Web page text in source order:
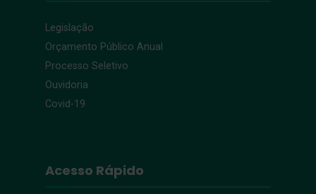
Legislação
Orçamento Público Anual
Processo Seletivo
Ouvidoria
Covid-19
Acesso Rápido